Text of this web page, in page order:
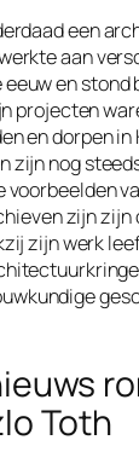
een
aan
en stond
projecten
en dorpen in
zijn nog
voorbeelden
zijn
zijn werk
Toth